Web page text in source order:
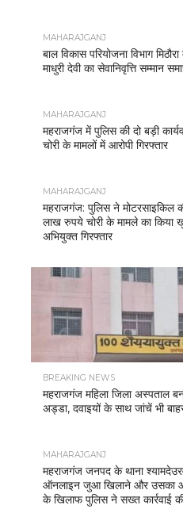
MAHARAJGANJ
बाल विकास परियोजना विभाग
माधुरी देवी का सेवानिवृत्ति सम्मान
MAHARAJGANJ
महराजगंज में पुलिस की दो बड़ी
चोरी के मामलों में आरोपी गिरफ्तार
MAHARAJGANJ
महराजगंज: पुलिस ने मोटरसाइकिल
लाख रुपये चोरी के मामले का किया
अभियुक्त गिरफ्तार
BREAKING NEWS
महराजगंज महिला जिला अस्पताल
अड्डा, दवाइयों के साथ जांचें भी
MAHARAJGANJ
महराजगंज जनपद के थाना
ऑनलाइन जुआ खिलाने और उसका
के खिलाफ पुलिस ने सख्त कार्रवाई